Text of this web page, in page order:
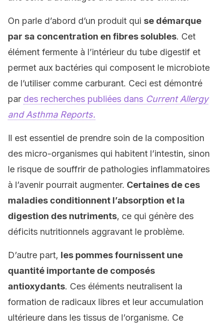
On parle d’abord d’un produit qui se démarque
par sa concentration en fibres solubles. Cet
élément fermente à l’intérieur du tube digestif et
permet aux bactéries qui composent le microbiote
de l’utiliser comme carburant. Ceci est démontré
par des recherches publiées dans Current Allergy
and Asthma Reports.
Il est essentiel de prendre soin de la composition
des micro-organismes qui habitent l’intestin, sinon
le risque de souffrir de pathologies inflammatoires
à l’avenir pourrait augmenter. Certaines de ces
maladies conditionnent l’absorption et la
digestion des nutriments, ce qui génère des
déficits nutritionnels aggravant le problème.
D’autre part, les pommes fournissent une
quantité importante de composés
antioxydants. Ces éléments neutralisent la
formation de radicaux libres et leur accumulation
ultérieure dans les tissus de l’organisme. Ce